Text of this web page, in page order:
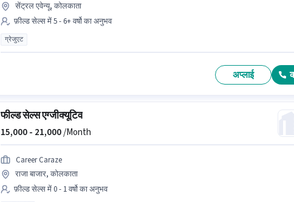
सेंट्रल एवेन्यू, कोलकाता
फ़ील्ड सेल्स में 5 - 6+ वर्षो का अनुभव
ग्रेजुएट
अप्लाई
फील्ड सेल्स एग्जीक्यूटिव
15,000 - 21,000/Month
Career Caraze
राजा बाजार, कोलकाता
फ़ील्ड सेल्स में 0 - 1 वर्षो का अनुभव